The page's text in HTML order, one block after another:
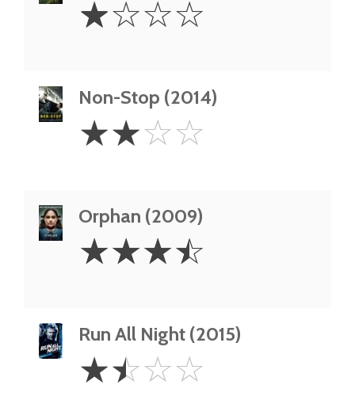
Star
☆☆☆☆
Non-Stop (2014)
Stars
☆☆☆☆
Orphan (2009)
3.5
Stars
☆☆☆☆
Run All Night (2015)
1.5
Stars
☆☆☆☆